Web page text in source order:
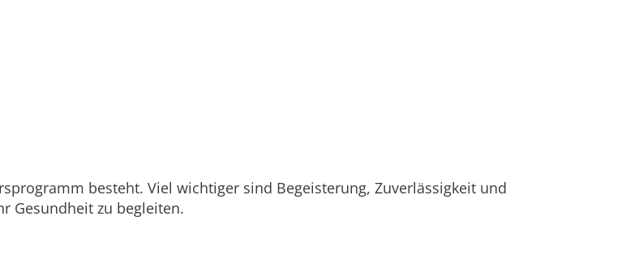
besteht. Viel wichtiger sind Begeisterung, Zuverlässigkeit und
Gesundheit zu begleiten.